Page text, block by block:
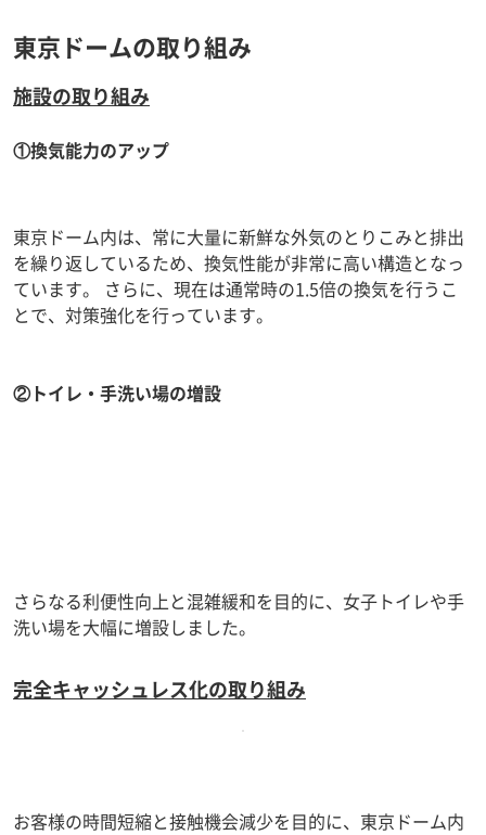
東京ドームの取り組み
施設の取り組み
①換気能力のアップ
東京ドーム内は、常に大量に新鮮な外気のとりこみと排出
を繰り返しているため、換気性能が非常に高い構造となっ
ています。 さらに、現在は通常時の1.5倍の換気を行うこ
とで、対策強化を行っています。
②トイレ・手洗い場の増設
さらなる利便性向上と混雑緩和を目的に、女子トイレや手
洗い場を大幅に増設しました。
完全キャッシュレス化の取り組み
お客様の時間短縮と接触機会減少を目的に、東京ドーム内